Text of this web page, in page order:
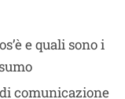
e quali sono i
comunicazione